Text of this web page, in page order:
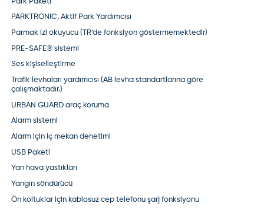
PARKTRONIC, Aktif Park Yardımcısı
Parmak izi okuyucu (TR’de fonksiyon göstermemektedir)
PRE-SAFE® sistemi
Ses kişiselleştirme
Trafik levhaları yardımcısı (AB levha standartlarına göre
çalışmaktadır.)
URBAN GUARD araç koruma
Alarm sistemi
Alarm için iç mekan denetimi
USB Paketi
Yan hava yastıkları
Yangın söndürücü
Ön koltuklar için kablosuz cep telefonu şarj fonksiyonu